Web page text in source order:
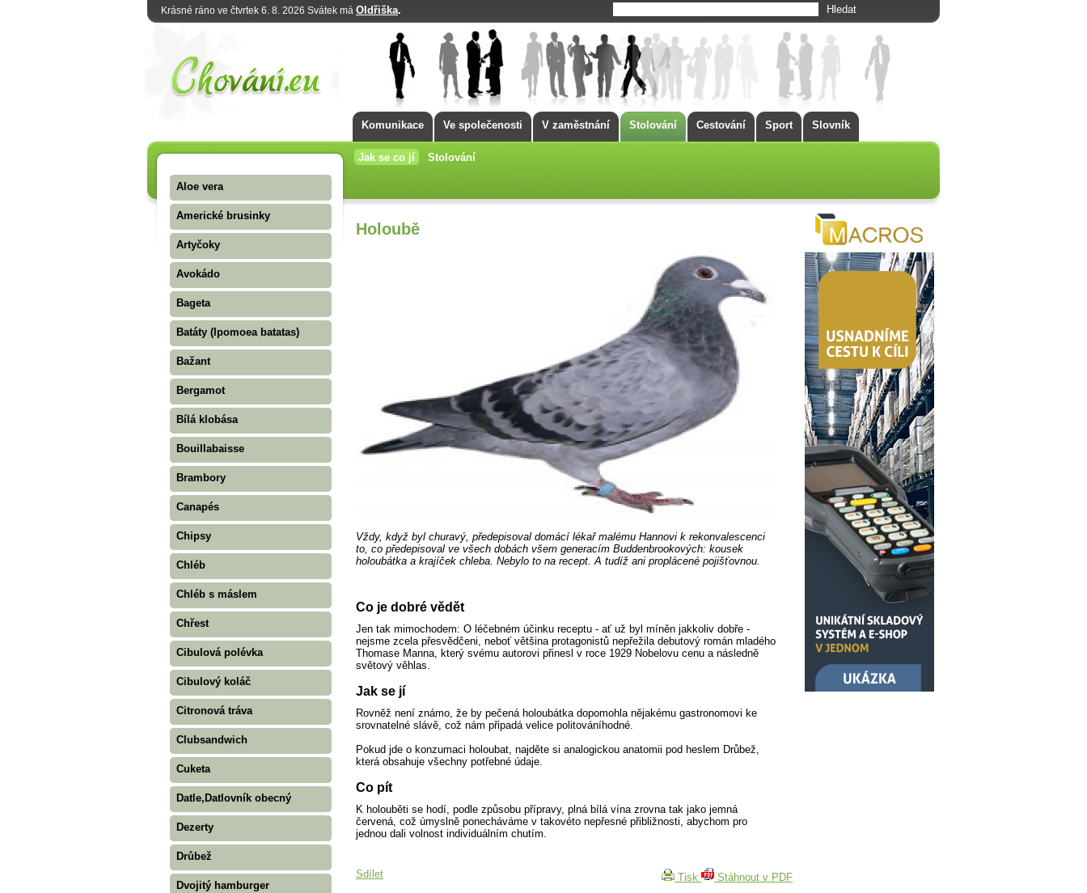
Krásné ráno ve čtvrtek 6. 8. 2026 Svátek má Oldřiška.
Komunikace Ve společenosti V zaměstnání Stolování Cestování Sport Slovník
Jak se co jí Stolování
Aloe vera
Americké brusinky
Artyčoky
Avokádo
Bageta
Batáty (Ipomoea batatas)
Bažant
Bergamot
Bílá klobása
Bouillabaisse
Brambory
Canapés
Chipsy
Chléb
Chléb s máslem
Chřest
Cibulová polévka
Cibulový koláč
Citronová tráva
Clubsandwich
Cuketa
Datle,Datlovník obecný
Dezerty
Drůbež
Dvojitý hamburger
Holoubě
Vždy, když byl churavý, předepisoval domácí lékař malému Hannovi k rekonvalescenci
to, co předepisoval ve všech dobách všem generacím Buddenbrookových: kousek
holoubátka a krajíček chleba. Nebylo to na recept. A tudíž ani proplácené pojišťovnou.
Co je dobré vědět
Jen tak mimochodem: O léčebném účinku receptu - ať už byl míněn jakkoliv dobře -
nejsme zcela přesvědčeni, neboť většina protagonistů nepřežila debutový román mladého
Thomase Manna, který svému autorovi přinesl v roce 1929 Nobelovu cenu a následně
světový věhlas.
Jak se jí
Rovněž není známo, že by pečená holoubátka dopomohla nějakému gastronomovi ke
srovnatelné slávě, což nám připadá velice politováníhodné.
Pokud jde o konzumaci holoubat, najděte si analogickou anatomii pod heslem Drůbež,
která obsahuje všechny potřebné údaje.
Co pít
K holouběti se hodí, podle způsobu přípravy, plná bílá vína zrovna tak jako jemná
červená, což úmyslně ponecháváme v takovéto nepřesné přibližnosti, abychom pro
jednou dali volnost individuálním chutím.
Sdílet Tisk Stáhnout v PDF